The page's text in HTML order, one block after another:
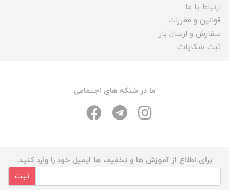
ارتباط با ما
قوانین و مقررات
سفارش و ارسال بار
ثبت شکایات
ما در شبکه های اجتماعی
برای اطلاع از آموزش ها و تخفیف ها ایمیل خود را وارد کنید.
ثبت